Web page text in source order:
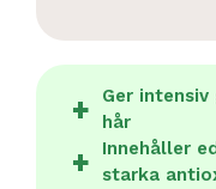
Ger
hår
Innehåller
starka